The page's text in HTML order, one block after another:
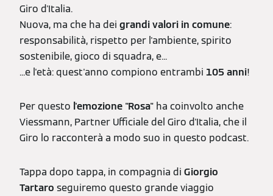
Giro d'Italia.
Nuova, ma che ha dei grandi valori in comune:
responsabilità, rispetto per l'ambiente, spirito
sostenibile, gioco di squadra, e...
...e l'età: quest'anno compiono entrambi 105 anni!
Per questo l'emozione "Rosa" ha coinvolto anche
Viessmann, Partner Ufficiale del Giro d'Italia, che il
Giro lo racconterà a modo suo in questo podcast.
Tappa dopo tappa, in compagnia di Giorgio
Tartaro seguiremo questo grande viaggio